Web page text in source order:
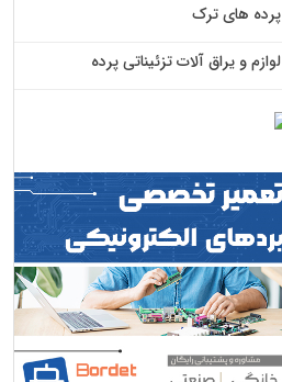
پرده های ترک
لوازم و یراق آلات تزئیناتی پرده